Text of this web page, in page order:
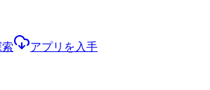
アプリを入手